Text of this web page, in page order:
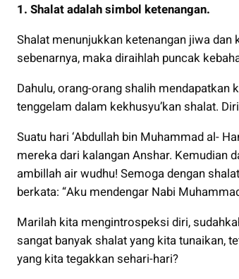
1. Shalat adalah simbol ketenangan.
Shalat menunjukkan ketenangan jiwa
sebenarnya, maka diraihlah puncak
Dahulu, orang-orang shalih
tenggelam dalam kekhusyu’kan shalat.
Suatu hari ‘Abdullah bin Muhammad al-
mereka dari kalangan Anshar. Kemudian
ambillah air wudhu! Semoga dengan
berkata: “Aku mendengar Nabi
Marilah kita mengintrospeksi diri,
sangat banyak shalat yang kita tunaikan,
yang kita tegakkan sehari-hari?